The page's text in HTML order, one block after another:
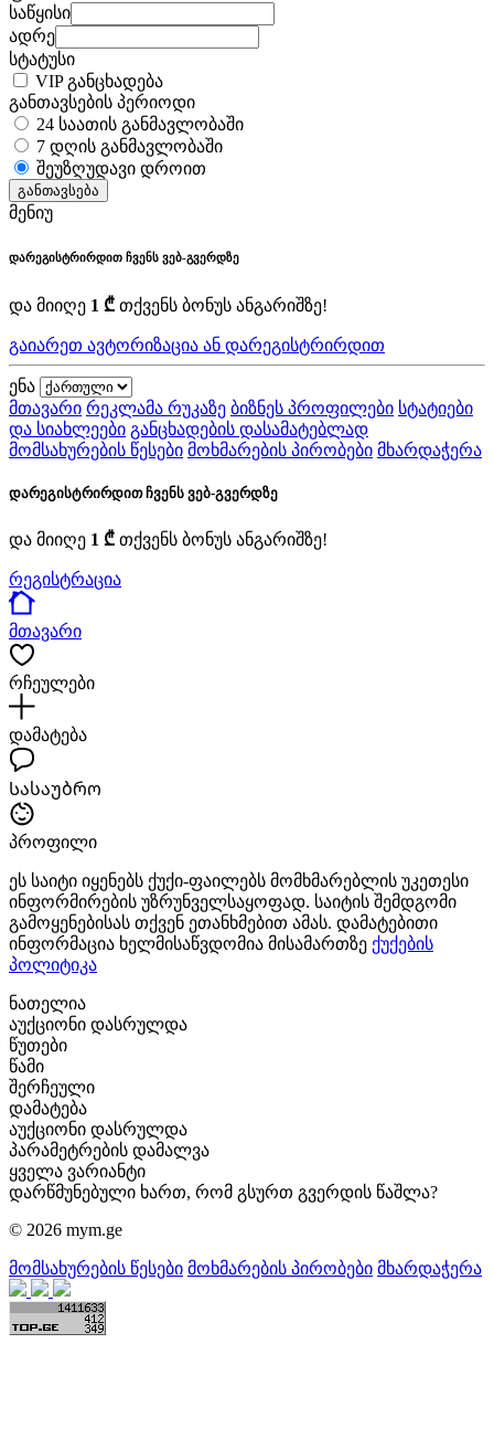
საწყისი
ადრე
სტატუსი
VIP განცხადება
განთავსების პერიოდი
24 საათის განმავლობაში
7 დღის განმავლობაში
შეუზღუდავი დროით
განთავსება
მენიუ
დარეგისტრირდით ჩვენს ვებ-გვერდზე
და მიიღე 1 ₾ თქვენს ბონუს ანგარიშზე!
გაიარეთ ავტორიზაცია ან დარეგისტრირდით
ენა
მთავარი რეკლამა რუკაზე ბიზნეს პროფილები სტატიები
და სიახლეები განცხადების დასამატებლად
მომსახურების წესები მოხმარების პირობები მხარდაჭერა
დარეგისტრირდით ჩვენს ვებ-გვერდზე
და მიიღე 1 ₾ თქვენს ბონუს ანგარიშზე!
რეგისტრაცია
მთავარი
რჩეულები
დამატება
Სასაუბრო
პროფილი
ეს საიტი იყენებს ქუქი-ფაილებს მომხმარებლის უკეთესი
ინფორმირების უზრუნველსაყოფად. საიტის შემდგომი
გამოყენებისას თქვენ ეთანხმებით ამას. დამატებითი
ინფორმაცია ხელმისაწვდომია მისამართზე ქუქების
პოლიტიკა
ნათელია
აუქციონი დასრულდა
წუთები
წამი
შერჩეული
დამატება
აუქციონი დასრულდა
პარამეტრების დამალვა
ყველა ვარიანტი
დარწმუნებული ხართ, რომ გსურთ გვერდის წაშლა?
© 2026 mym.ge
მომსახურების წესები მოხმარების პირობები მხარდაჭერა